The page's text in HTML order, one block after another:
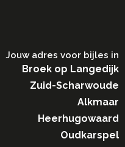
Jouw adres voor bijles in
Broek op Langedijk
Zuid-Scharwoude
Alkmaar
Heerhugowaard
Oudkarspel